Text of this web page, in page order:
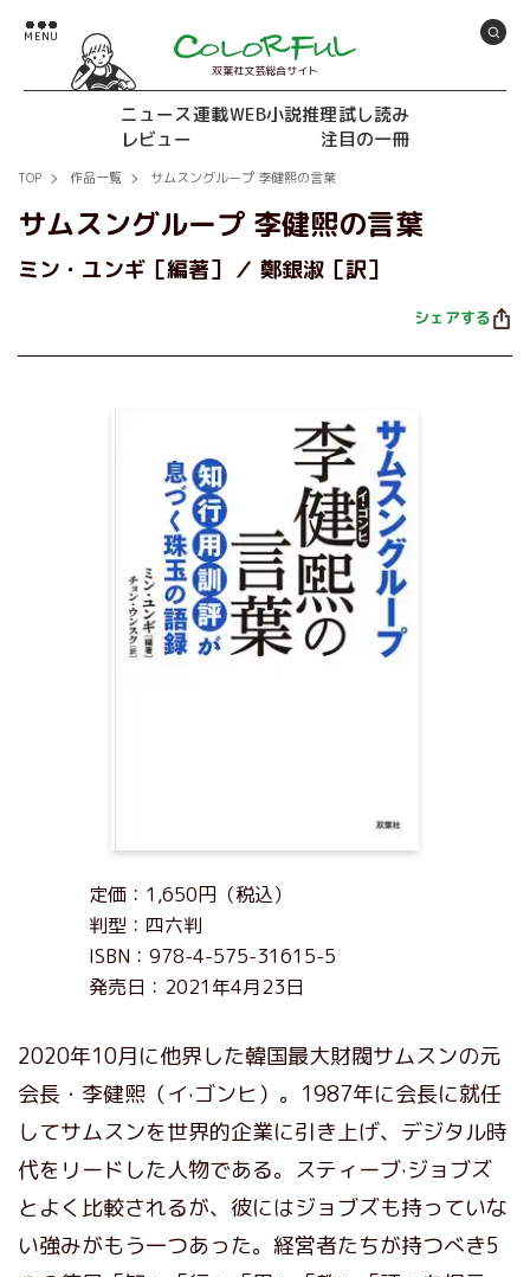
双葉社文芸総合サイト
ニュース連載WEB小説推理試し読み
レビュー
注目の一冊
TOP 作品一覧 サムスングループ 李健煕の言葉
サムスングループ 李健煕の言葉
ミン・ユンギ［編著］ 鄭銀淑［訳］
シェアする
定価：1,650円（税込）
判型：四六判
ISBN：978-4-575-31615-5
発売日：2021年4月23日
2020年10月に他界した韓国最大財閥サムスンの元
会長・李健煕（イ·ゴンヒ）。1987年に会長に就任
してサムスンを世界的企業に引き上げ、デジタル時
代をリードした人物である。スティーブ·ジョブズ
とよく比較されるが、彼にはジョブズも持っていな
い強みがもう一つあった。経営者たちが持つべき5